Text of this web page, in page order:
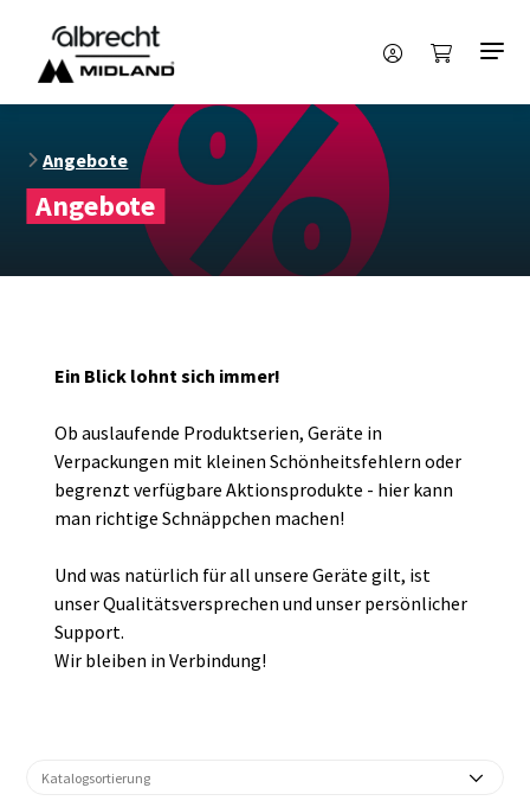
Angebote
Angebote
Ein Blick lohnt sich immer!
Ob auslaufende Produktserien, Geräte in
Verpackungen mit kleinen Schönheitsfehlern oder
begrenzt verfügbare Aktionsprodukte - hier kann
man richtige Schnäppchen machen!
Und was natürlich für all unsere Geräte gilt, ist
unser Qualitätsversprechen und unser persönlicher
Support.
Wir bleiben in Verbindung!